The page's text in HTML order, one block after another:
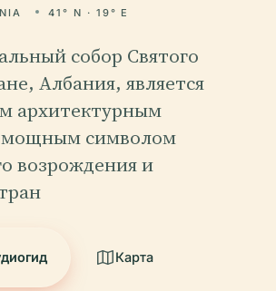
41° N · 19° E
собор Святого
Албания, является
архитектурным
символом
возрождения и
Карта